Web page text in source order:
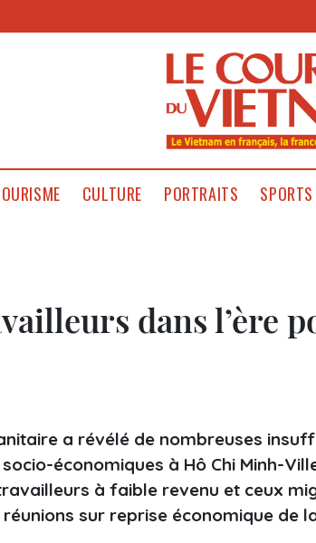
CULTURE PORTRAITS SPORTS
dans l’ère
a révélé de nombreuses
économiques à Hô Chi Minh-
à faible revenu et ceux
sur reprise économique de